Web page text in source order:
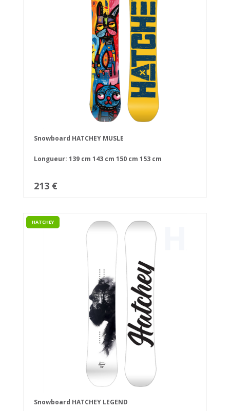
Snowboard HATCHEY MUSLE
Longueur: 139 cm 143 cm 150 cm 153 cm
213 €
HATCHEY
Snowboard HATCHEY LEGEND